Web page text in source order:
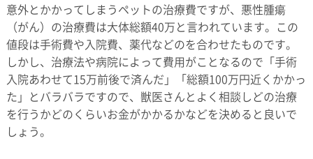
意外とかかってしまうペットの治療費ですが、悪性腫瘍
（がん）の治療費は大体総額40万と言われています。この
値段は手術費や入院費、薬代などのを合わせたものです。
しかし、治療法や病院によって費用がことなるので「手術
入院あわせて15万前後で済んだ」「総額100万円近くかかっ
た」とバラバラですので、獣医さんとよく相談しどの治療
を行うかどのくらいお金がかかるかなどを決めると良いで
しょう。